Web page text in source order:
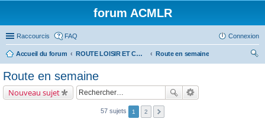
forum ACMLR
Raccourcis FAQ Connexion
Accueil du forum ROUTE LOISIR ET COMPETITIONS
Route en semaine
Route en semaine
Nouveau sujet
57 sujets 1 2